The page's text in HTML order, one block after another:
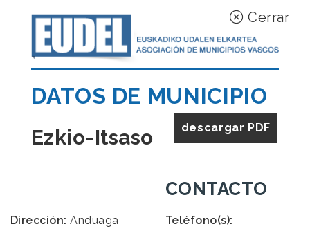
Cerrar
DATOS DE MUNICIPIO
descargar PDF
Ezkio-Itsaso
Dirección: Anduaga
CONTACTO
Teléfono(s):